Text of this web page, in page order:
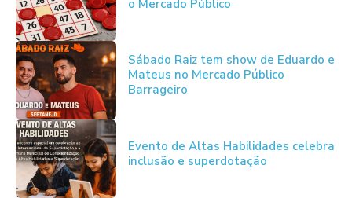
o Mercado Público
Sábado Raiz tem show de Eduardo e
Mateus no Mercado Público
Barrageiro
Evento de Altas Habilidades celebra
inclusão e superdotação